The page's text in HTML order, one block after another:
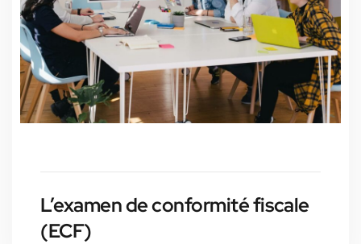
L’examen de conformité fiscale
(ECF)